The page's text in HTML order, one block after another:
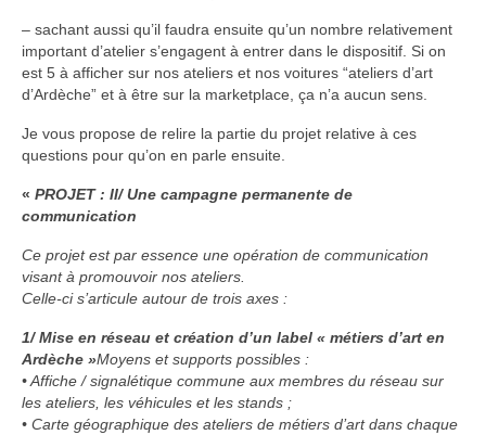
– sachant aussi qu’il faudra ensuite qu’un nombre relativement
important d’atelier s’engagent à entrer dans le dispositif. Si on
est 5 à afficher sur nos ateliers et nos voitures “ateliers d’art
d’Ardèche” et à être sur la marketplace, ça n’a aucun sens.
Je vous propose de relire la partie du projet relative à ces
questions pour qu’on en parle ensuite.
« PROJET : II/ Une campagne permanente de
communication
Ce projet est par essence une opération de communication
visant à promouvoir nos ateliers.
Celle-ci s’articule autour de trois axes :
1/ Mise en réseau et création d’un label « métiers d’art en
Ardèche »Moyens et supports possibles :
• Affiche / signalétique commune aux membres du réseau sur
les ateliers, les véhicules et les stands ;
• Carte géographique des ateliers de métiers d’art dans chaque